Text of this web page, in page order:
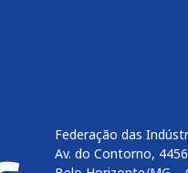
Federação das
Av. do Contorno,